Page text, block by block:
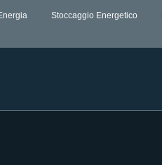
Stoccaggio Energetico